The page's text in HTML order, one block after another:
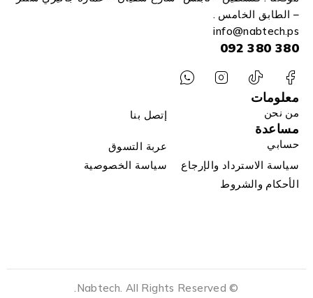
– الطابق الخامس .
info@nabtech.ps
380 380 092
معلومات
من نحن إتصل بنا
مساعدة
حسابي
عربة التسوق
سياسة الاسترداد والإرجاع
سياسة الخصوصية
الأحكام والشروط
© Nabtech. All Rights Reserved.